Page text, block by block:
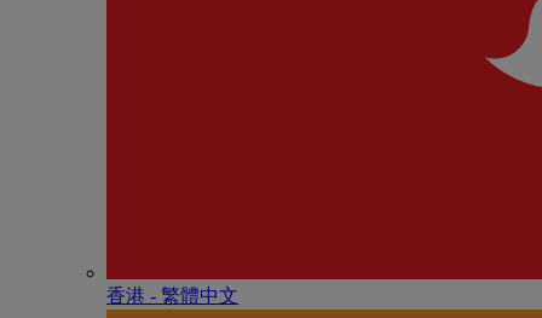
香港 - 繁體中文